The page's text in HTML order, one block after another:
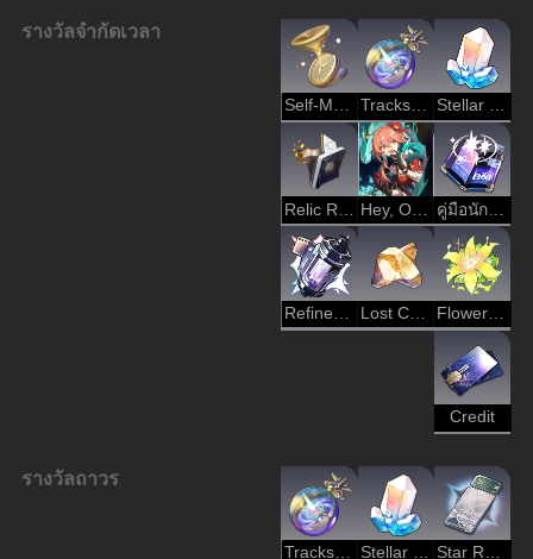
รางวัลจำกัดเวลา
Self-Modeling Resin Tracks of Destiny Stellar Jade
Refined Aether Lost Crystal Flower of Eternity
Credit
รางวัลถาวร
Tracks of Destiny Stellar Jade Star Rail Pass